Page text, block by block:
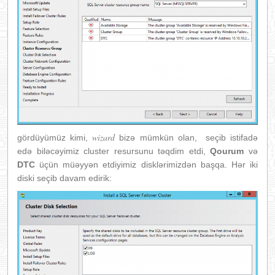
gördüyümüz kimi,wizardbizə mümkün olan, seçib istifadə
edə biləcəyimiz cluster resursunu təqdim etdi,Qourum və
DTC üçün müəyyən etdiyimiz disklərimizdən başqa. Hər iki
diski seçib davam edirik: